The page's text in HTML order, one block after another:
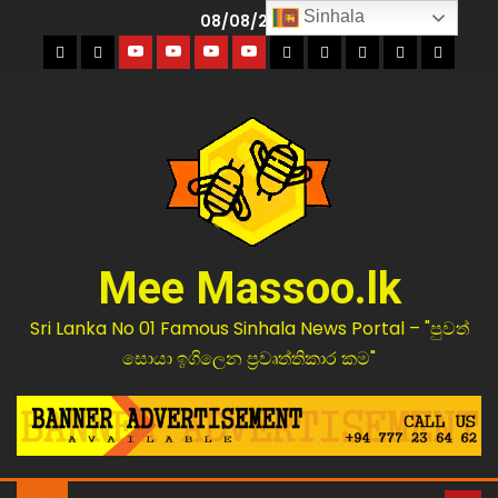
08/08/2026
Mee Massoo.lk
Sri Lanka No 01 Famous Sinhala News Portal – "පුවත්
සොයා ඉගිලෙන ප්‍රවෘත්තිකාර කම"
Sinhala